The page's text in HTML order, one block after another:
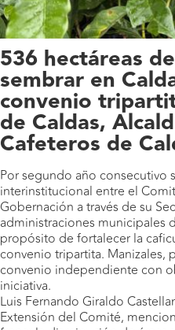
536 hectáreas
sembrar en
convenio
de Caldas,
Cafeteros de
Por segundo año consecutivo
interinstitucional entre el
Gobernación a través de su
administraciones municipales
propósito de fortalecer la
convenio tripartita. Manizales,
convenio independiente con
iniciativa.
Luis Fernando Giraldo
Extensión del Comité,